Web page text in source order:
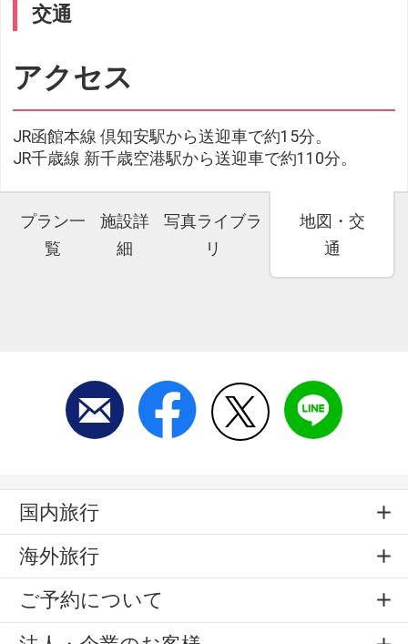
交通
アクセス
JR函館本線 倶知安駅から送迎車で約15分。
JR千歳線 新千歳空港駅から送迎車で約110分。
プラン一
覧
施設詳
細
写真ライブラ
リ
地図・交
通
国内旅行
海外旅行
ご予約について